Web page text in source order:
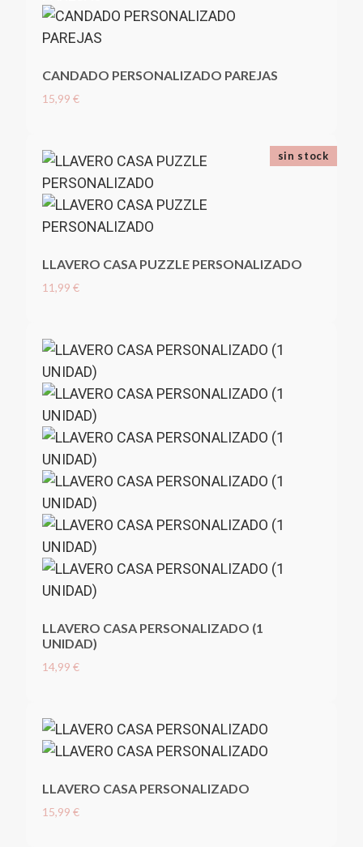
CANDADO PERSONALIZADO PAREJAS
15,99 €
LLAVERO CASA PUZZLE PERSONALIZADO
11,99 €
sin stock
LLAVERO CASA PERSONALIZADO (1
UNIDAD)
14,99 €
LLAVERO CASA PERSONALIZADO
15,99 €